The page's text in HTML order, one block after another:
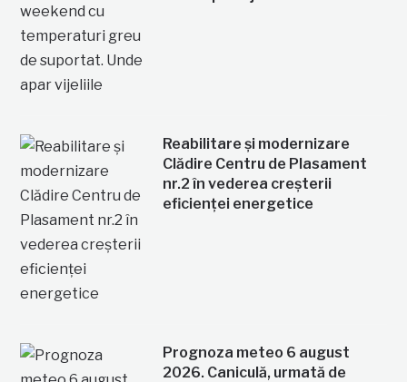
Reabilitare și modernizare
Clădire Centru de Plasament
nr.2 în vederea creșterii
eficienței energetice
Prognoza meteo 6 august
2026. Caniculă, urmată de